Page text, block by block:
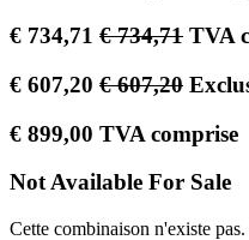
€ 734,71 €734,71 TVA
€ 607,20 €607,20
€ 899,00 TVA comprise
Not Available For Sale
Cette combinaison n'existe pas.